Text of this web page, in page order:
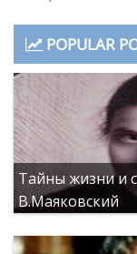
POPULAR
Тайны жизни и
В.Маяковский